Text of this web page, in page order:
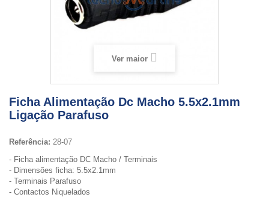
Ver maior
Ficha Alimentação Dc Macho 5.5x2.1mm
Ligação Parafuso
Referência: 28-07
- Ficha alimentação DC Macho / Terminais
- Dimensões ficha: 5.5x2.1mm
- Terminais Parafuso
- Contactos Niquelados